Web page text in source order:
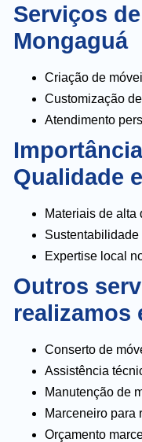
Serviços
Mongaguá
Criação de
Customização
Atendimento
Qualidade
Materiais de alta
Expertise local
Outros
realizamos
Conserto de
Assistência
Manutenção de
Marceneiro para
Orçamento